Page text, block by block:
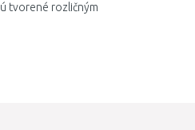
tvorené rozličným